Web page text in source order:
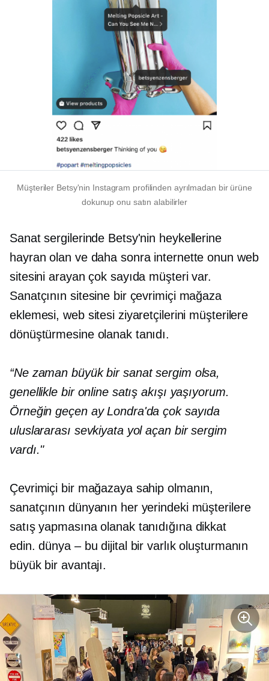
Müşteriler Betsy'nin Instagram profilinden ayrılmadan bir ürüne
dokunup onu satın alabilirler
Sanat sergilerinde Betsy'nin heykellerine
hayran olan ve daha sonra internette onun web
sitesini arayan çok sayıda müşteri var.
Sanatçının sitesine bir çevrimiçi mağaza
eklemesi, web sitesi ziyaretçilerini müşterilere
dönüştürmesine olanak tanıdı.
“Ne zaman büyük bir sanat sergim olsa,
genellikle bir online satış akışı yaşıyorum.
Örneğin geçen ay Londra'da çok sayıda
uluslararası sevkiyata yol açan bir sergim
vardı."
Çevrimiçi bir mağazaya sahip olmanın,
sanatçının dünyanın her yerindeki müşterilere
satış yapmasına olanak tanıdığına dikkat
edin.dünya – bu dijital bir varlık oluşturmanın
büyük bir avantajı.